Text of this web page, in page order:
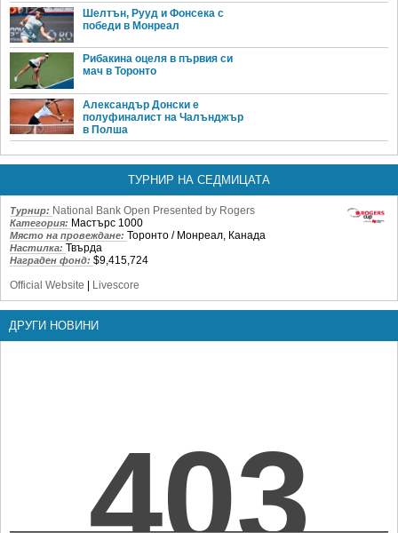
Шелтън, Рууд и Фонсека с
победи в Монреал
Рибакина оцеля в първия си
мач в Торонто
Александър Донски е
полуфиналист на Чалънджър
в Полша
ТУРНИР НА СЕДМИЦАТА
Турнир: National Bank Open Presented by Rogers
Категория: Мастърс 1000
Място на провеждане: Торонто / Монреал, Канада
Настилка: Твърда
Награден фонд: $9,415,724
Official Website | Livescore
ДРУГИ НОВИНИ